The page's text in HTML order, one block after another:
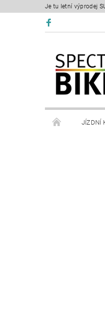
Je tu letní výprodej
JÍZDNÍ